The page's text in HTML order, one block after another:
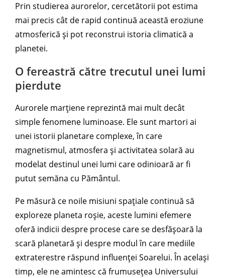
Prin studierea aurorelor, cercetătorii pot estima
mai precis cât de rapid continuă această eroziune
atmosferică și pot reconstrui istoria climatică a
planetei.
O fereastră către trecutul unei lumi
pierdute
Aurorele marțiene reprezintă mai mult decât
simple fenomene luminoase. Ele sunt martori ai
unei istorii planetare complexe, în care
magnetismul, atmosfera și activitatea solară au
modelat destinul unei lumi care odinioară ar fi
putut semăna cu Pământul.
Pe măsură ce noile misiuni spațiale continuă să
exploreze planeta roșie, aceste lumini efemere
oferă indicii despre procese care se desfășoară la
scară planetară și despre modul în care mediile
extraterestre răspund influenței Soarelui. În același
timp, ele ne amintesc că frumusețea Universului